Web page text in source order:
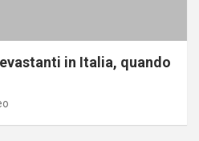
in Italia, quando